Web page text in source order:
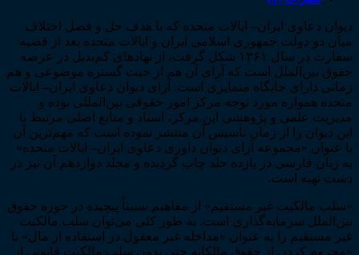
ایالات
متحده
آمریکا)
عدد
دعاوی ایران – ایالات متحده که با هدف حل و فصل اختلاف
دو دولت جمهوری اسلامی ایران و ایالات متحده بعد از قضیه
سفارت در سال ۱۳۶۱ شکل گرفت، از نهادهای کم‌بدیل در عرصه
بین‌الملل است که آرای آن هم از حیث گستره موضوعی و هم
دارای جایگاه متمایزی است. آرای دیوان دعاوی ایران –ایالات
همواره مورد توجه مرکز امور حقوقی بین‌المللی بوده و
علمی و پژوهشی این مرکز، اسناد و منابع اصلی مرتبط با
دیوان را از زمان تأسیس آن منتشر نموده است که مهم‌ترین آن
«مجموعه آرای دیوان داوری دعاوی ایران –ایالات متحده»
فارسی در یازده جلد چاپ گردیده و مجلد دوازدهم آن نیز در
تهیه است.
مالکیت غیر مستقیم» از مفاهیم نسبتاً پیچیده در حوزه حقوق
سرمایه‌گذاری است. به طور کلی می‌توان سلب مالکیت
را به عنوان «مداخله غیر معقول در استفاده از مال» یا
کردن از حقوق مالکانه حتی بدون سلب مالکیت قانونی از